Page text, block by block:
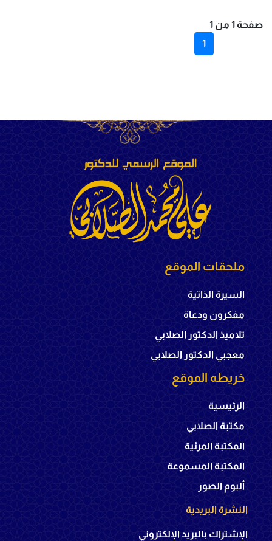
صفحة 1 من 1
1
ملحقات الموقع
السيرة الذاتية
مفكرون ودعاة
تلاميذ الدكتور الصلابي
معجبي الدكتور الصلابي
خريطه الموقع
الرئيسية
مكتبة الصلابي
المكتبة المرئية
المكتبة المسموعة
ألبوم الصور
النشرة البريدية
الإشتراك بالبريد الإلكتروني